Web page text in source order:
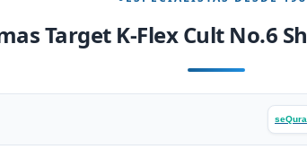
seQura
Target K-Flex Cult No.6